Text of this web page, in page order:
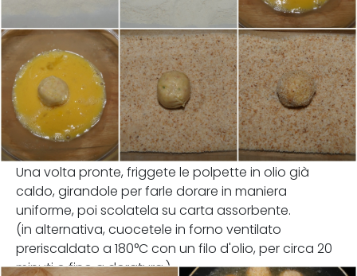
Una volta pronte, friggete le polpette in olio già
caldo, girandole per farle dorare in maniera
uniforme, poi scolatela su carta assorbente.
(in alternativa, cuocetele in forno ventilato
preriscaldato a 180°C con un filo d'olio, per circa 20
minuti o fino a doratura.)